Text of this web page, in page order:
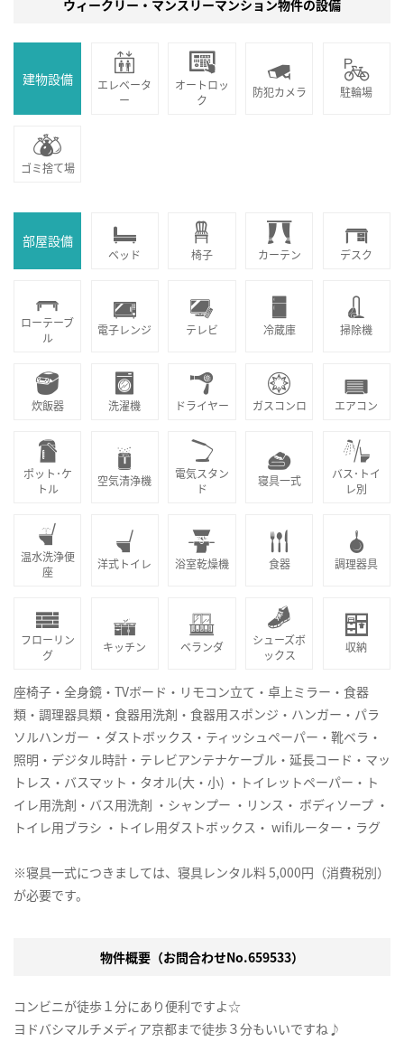
ウィークリー・マンスリーマンション物件の設備
建物設備
エレベータ
ー
オートロッ
ク
防犯カメラ 駐輪場
ゴミ捨て場
部屋設備
ベッド 椅子 カーテン デスク
ローテーブ
ル
電子レンジ テレビ 冷蔵庫 掃除機
炊飯器 洗濯機 ドライヤー ガスコンロ エアコン
ポット･ケ
トル
空気清浄機
電気スタン
ド
寝具一式
バス･トイ
レ別
温水洗浄便
座
洋式トイレ 浴室乾燥機 食器 調理器具
フローリン
グ
キッチン ベランダ
シューズボ
ックス
収納
座椅子・全身鏡・TVボード・リモコン立て・卓上ミラー・食器
類・調理器具類・食器用洗剤・食器用スポンジ・ハンガー・パラ
ソルハンガー ・ダストボックス・ティッシュペーパー・靴ベラ・
照明・デジタル時計・テレビアンテナケーブル・延長コード・マッ
トレス・バスマット・タオル(大・小) ・トイレットペーパー・ト
イレ用洗剤・バス用洗剤 ・シャンプー ・リンス・ ボディソープ ・
トイレ用ブラシ ・トイレ用ダストボックス・ wifiルーター・ラグ
※寝具一式につきましては、寝具レンタル料 5,000円（消費税別）
が必要です。
物件概要（お問合わせNo.659533）
コンビニが徒歩１分にあり便利ですよ☆
ヨドバシマルチメディア京都まで徒歩３分もいいですね♪